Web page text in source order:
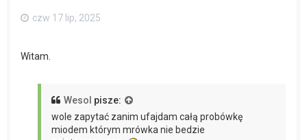
czw 17 lip, 2025
Witam.
Wesol pisze:
wole zapytać zanim ufajdam całą probówkę
miodem którym mrówka nie bedzie